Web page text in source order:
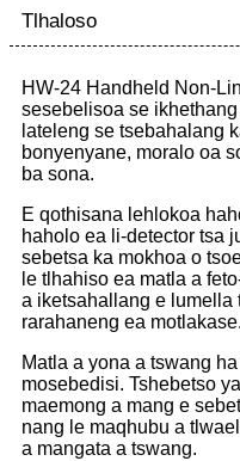
Tlhaloso
HW-24 Handheld Non-
sesebelisoa se
lateleng se tsebahalang
bonyenyane, moralo oa
ba sona.
E qothisana lehlokoa
haholo ea li-detector tsa
sebetsa ka mokhoa o
le tlhahiso ea matla a
a iketsahallang e lumella
rarahaneng ea motlakase.
Matla a yona a tswang
mosebedisi. Tshebetso
maemong a mang e
nang le maqhubu a
a mangata a tswang.